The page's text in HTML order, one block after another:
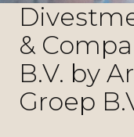
&
B.V. by
Groep